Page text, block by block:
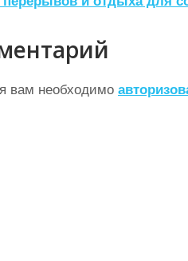
вам необходимо